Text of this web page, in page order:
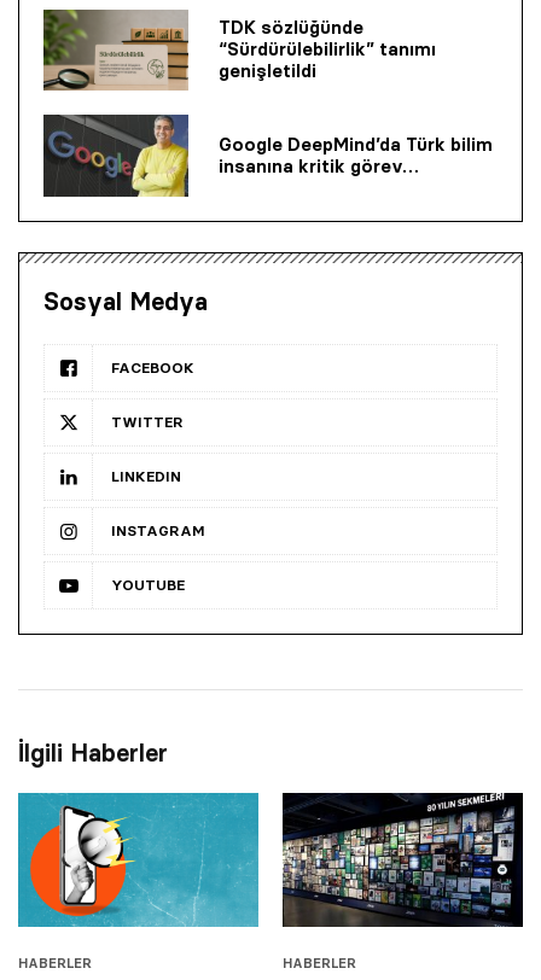
TDK sözlüğünde
“Sürdürülebilirlik” tanımı
genişletildi
Google DeepMind’da Türk bilim
insanına kritik görev…
Sosyal Medya
FACEBOOK
TWITTER
LINKEDIN
INSTAGRAM
YOUTUBE
İlgili Haberler
HABERLER HABERLER